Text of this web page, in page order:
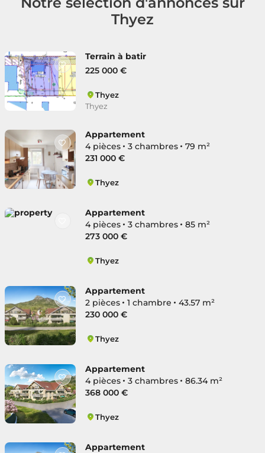
Thyez
Terrain à batir
225 000 €
Thyez
Thyez
Appartement
4 pièces
3 chambres
79 m²
231 000 €
Thyez
Appartement
4 pièces
3 chambres
85 m²
273 000 €
Thyez
Appartement
2 pièces
1 chambre
43.57 m²
230 000 €
Thyez
Appartement
4 pièces
3 chambres
86.34 m²
368 000 €
Thyez
Appartement